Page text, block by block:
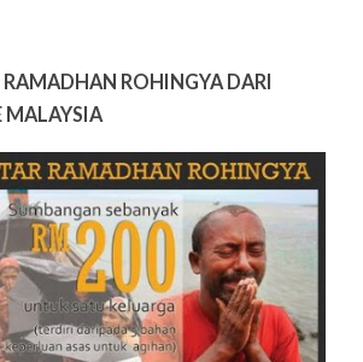
ROHINGYA DARI
MALAYSIA